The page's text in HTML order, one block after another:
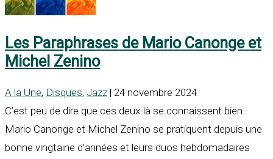
Les Paraphrases de Mario Canonge et
Michel Zenino
A la Une, Disques, Jazz | 24 novembre 2024
C’est peu de dire que ces deux-là se connaissent bien.
Mario Canonge et Michel Zenino se pratiquent depuis une
bonne vingtaine d’années et leurs duos hebdomadaires